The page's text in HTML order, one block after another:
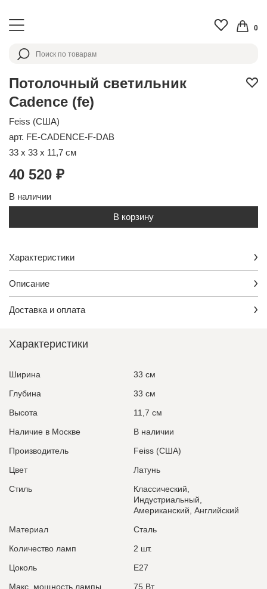
0
Потолочный светильник
Cadence (fe)
Feiss (США)
арт. FE-CADENCE-F-DAB
33 x 33 x 11,7 см
40 520 ₽
В наличии
В корзину
Характеристики
Описание
Доставка и оплата
Характеристики
Ширина
33 см
Глубина
33 см
Высота
11,7 см
Наличие в Москве
В наличии
Производитель
Feiss (США)
Цвет
Латунь
Стиль
Классический,
Индустриальный,
Американский, Английский
Материал
Сталь
Количество ламп
2 шт.
Цоколь
E27
Макс. мощность лампы
75 Вт